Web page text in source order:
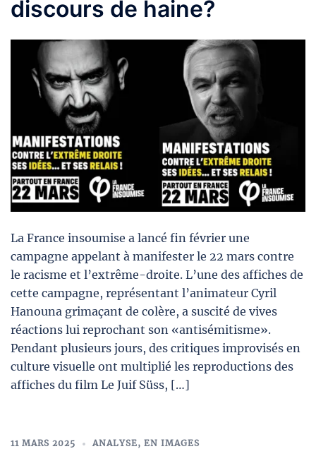
discours de haine?
La France insoumise a lancé fin février une
campagne appelant à manifester le 22 mars contre
le racisme et l’extrême-droite. L’une des affiches de
cette campagne, représentant l’animateur Cyril
Hanouna grimaçant de colère, a suscité de vives
réactions lui reprochant son «antisémitisme».
Pendant plusieurs jours, des critiques improvisés en
culture visuelle ont multiplié les reproductions des
affiches du film Le Juif Süss, […]
11 MARS 2025 ANALYSE, EN IMAGES